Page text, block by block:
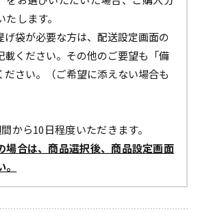
します。
袋が必要な方は、配送設定画面の
載ください。その他のご要望も「備
ださい。（ご希望に添えない場合も
から10日程度いただきます。
合は、商品選択後、商品設定画面